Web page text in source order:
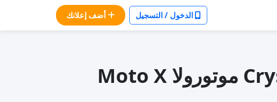
الدخول / التسجيل أضف إعلانك
مقارنة سامسونج Crystal UHD CU8000 vs موتورولا Moto X